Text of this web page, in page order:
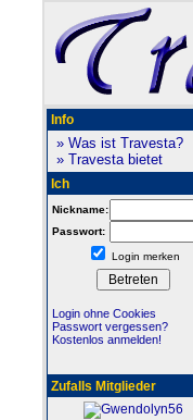
Info
» Was ist Travesta?
» Travesta bietet
Ich
Nickname:
Passwort:
Login merken
Login ohne Cookies
Passwort vergessen?
Kostenlos anmelden!
Zufalls Mitglieder